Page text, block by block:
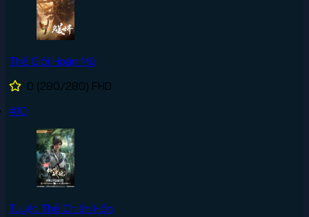
Thế Giới Hoàn Mỹ
0 (280/280) FHD
#10
Tuyệt Thế Chiến Hồn